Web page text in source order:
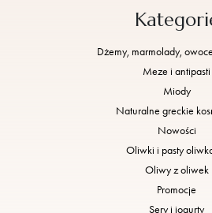
Dżemy, marmolady,
Meze i antipasti
Miody
Naturalne greckie
Nowości
Oliwki i pasty
Oliwy z oliwek
Promocje
Sery i jogurty